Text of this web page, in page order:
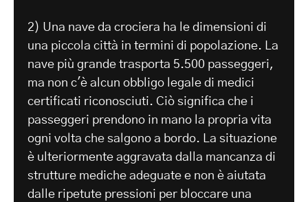
2) Una nave da crociera ha le dimensioni di
una piccola città in termini di popolazione. La
nave più grande trasporta 5.500 passeggeri,
ma non c'è alcun obbligo legale di medici
certificati riconosciuti. Ciò significa che i
passeggeri prendono in mano la propria vita
ogni volta che salgono a bordo. La situazione
è ulteriormente aggravata dalla mancanza di
strutture mediche adeguate e non è aiutata
dalle ripetute pressioni per bloccare una